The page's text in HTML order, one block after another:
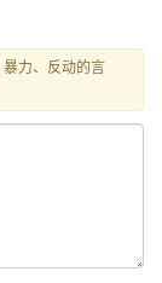
力、反动的言